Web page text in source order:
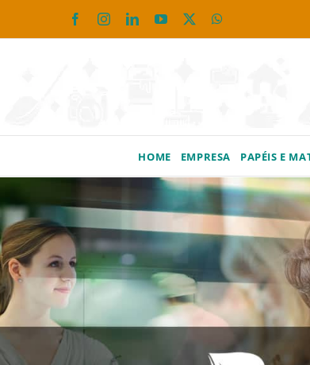
o
FacebookInstagramLinkedInYouTube
HOME EMPRESA PAPÉIS E